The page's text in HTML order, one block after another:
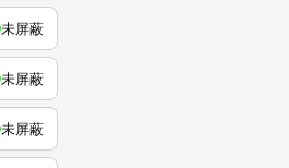
未屏蔽
未屏蔽
未屏蔽